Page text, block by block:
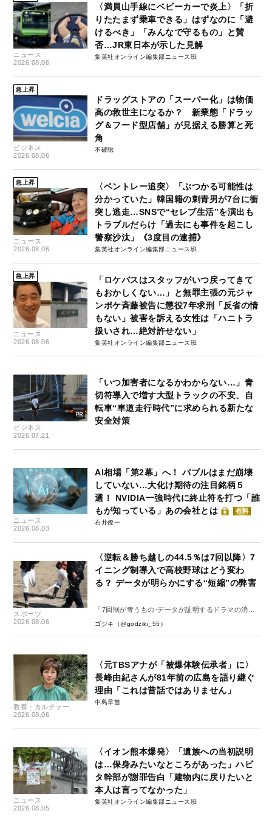
ニュース
2026.08.06
〈満員山手線にベビーカーで炎上〉「折
りたたまず乗車できる」はずなのに「避
けるべき」「みんなで守るもの」と賛
否…JR東日本が示した見解
集英社オンライン編集部ニュース班
急上昇
ビジネス
2026.08.06
ドラッグストアの「スーパー化」は物価
高の救世主になるか？ 新業態「ドラッ
グ＆フード型店舗」が見据える勝算と死
角
不破聡
急上昇
ニュース
2026.08.06
〈ベントレー追突〉「ぶつかる可能性は
分かっていた」韓国籍の刺青男が7台に衝
突し逃走…SNSで“セレブ生活”を演出も
トラブルだらけ「過去にも事件を起こし
警察沙汰」《3度目の逮捕》
集英社オンライン編集部ニュース班
急上昇
ニュース
2026.08.06
「ロケバスはスタッフがいつ戻ってきて
もおかしくない…」と無罪主張の元ジャ
ンポケ斉藤被告に懲役7年求刑「反省の情
もない」被害を訴える女性は「ハニトラ
扱いされ…絶対許せない」
集英社オンライン編集部ニュース班
ビジネス
2026.07.21
「いつ加害者になるかわからない…」青
切符導入で増す大型トラックの不安、自
転車“車道走行時代”に求められる新たな
安全対策
ニュース
2026.08.03
AI相場「第2幕」へ！ バブルはまだ崩壊
していない…大化け期待の注目銘柄５
選！ NVIDIA一強時代に終止符を打つ「誰
もが知っている」あの会社とは
有料
石井僚一
スポーツ
2026.08.06
〈逆転＆勝ち越しの44.5％は7回以降〉7
イニング制導入で高校野球はどう変わ
る？ データが明らかにする“短縮”の弊害
「7回制が奪うもの-データが証明するドラマの消
失-」
ゴジキ（@godziki_55）
教養・カルチャー
2026.08.06
〈元TBSアナが「被爆体験伝承者」に〉
長峰由紀さんが81年前の広島を語り継ぐ
理由「これは昔話ではありません」
中島早苗
ニュース
2026.08.05
〈イオン熊本爆発〉「遺族への当初説明
は…保身みたいなところがあった」ハビ
タ幹部が謝罪告白「建物内に戻りたいと
本人は言ってなかった」
集英社オンライン編集部ニュース班